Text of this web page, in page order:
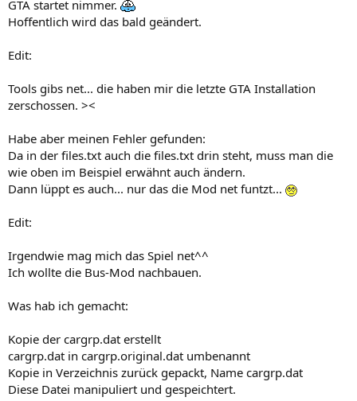
GTA startet nimmer.
Hoffentlich wird das bald geändert.
Edit:
Tools gibs net... die haben mir die letzte GTA Installation
zerschossen. ><
Habe aber meinen Fehler gefunden:
Da in der files.txt auch die files.txt drin steht, muss man die
wie oben im Beispiel erwähnt auch ändern.
Dann lüppt es auch... nur das die Mod net funtzt...
Edit:
Irgendwie mag mich das Spiel net^^
Ich wollte die Bus-Mod nachbauen.
Was hab ich gemacht:
Kopie der cargrp.dat erstellt
cargrp.dat in cargrp.original.dat umbenannt
Kopie in Verzeichnis zurück gepackt, Name cargrp.dat
Diese Datei manipuliert und gespeichtert.